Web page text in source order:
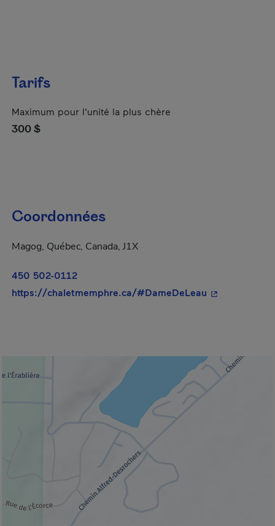
Tarifs
Maximum pour l'unité la plus chère
300 $
Coordonnées
Magog, Québec, Canada, J1X
450 502-0112
https://chaletmemphre.ca/#DameDeLeau - Cet